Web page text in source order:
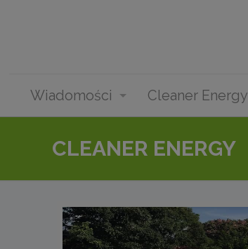
Wiadomości Cleaner Energy
CLEANER ENERGY